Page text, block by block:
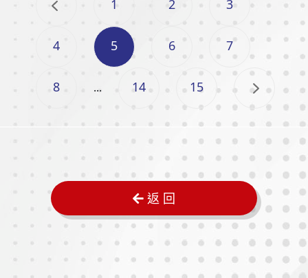
1 2 3
4 5 6 7
8 ... 14 15
返 回